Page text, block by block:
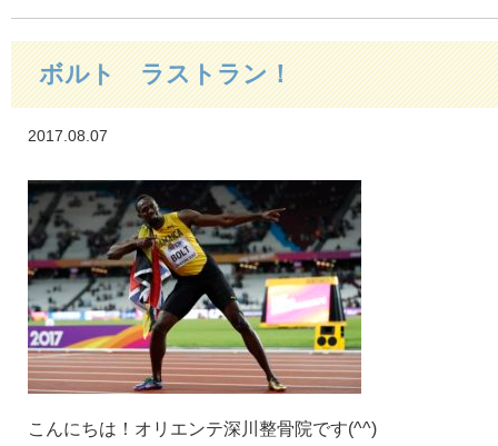
ボルト ラストラン！
2017.08.07
こんにちは！オリエンテ深川整骨院です(^^)